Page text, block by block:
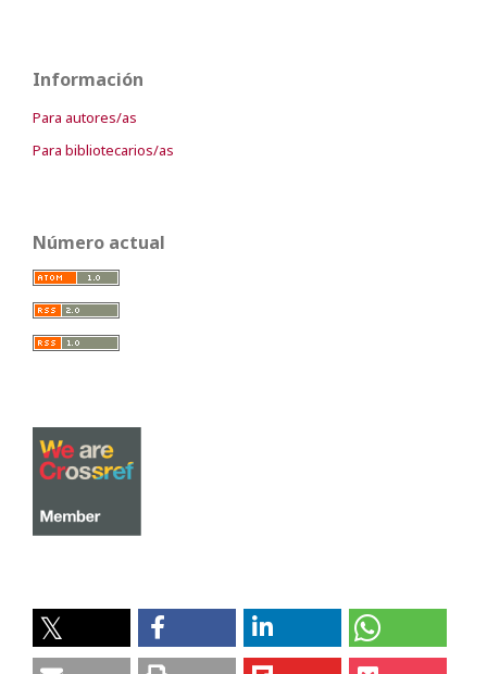
Información
Para autores/as
Para bibliotecarios/as
Número actual